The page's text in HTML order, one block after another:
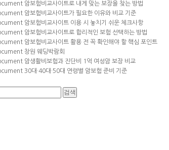
암보험비교사이트로 내게 맞는 보장을 찾는 방법
암보험비교사이트가 필요한 이유와 비교 기준
암보험비교사이트 이용 시 놓치기 쉬운 체크사항
암보험비교사이트로 합리적인 보험 선택하는 방법
암보험비교사이트 활용 전 꼭 확인해야 할 핵심 포인트
창원 웨딩박람회
암생활비보험과 진단비 1억 여성암 보장 비교
30대·40대·50대 연령별 암보험 준비 기준